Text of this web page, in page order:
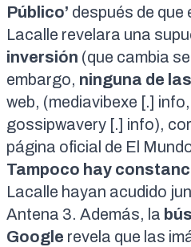
Público’ después de que
Lacalle revelara una
inversión (que cambia
embargo, ninguna de
web, (mediavibexe [.]
gossipwavery [.] info),
página oficial de El
Tampoco hay
Lacalle hayan acudido
Antena 3. Además, la
Google revela que las